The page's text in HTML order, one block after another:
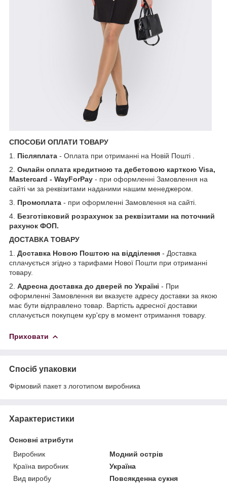
СПОСОБИ ОПЛАТИ ТОВАРУ
1. Післяплата - Оплата при отриманні на Новій Пошті .
2. Онлайн оплата кредитною та дебетовою карткою Visa,
Mastercard - WayForPay - при оформленні Замовлення на
сайті чи за реквізитами наданими нашим менеджером.
3. Промоплата - при оформленні Замовлення на сайті.
4. Безготівковий розрахунок за реквізитами на поточний
рахунок ФОП.
ДОСТАВКА ТОВАРУ
1.
Доставка Новою Поштою на відділення - Доставка
сплачується згідно з тарифами Нової Пошти при отриманні
товару.
2. Адресна доставка до дверей по Україні - При
оформленні Замовлення ви вказуєте адресу доставки за якою
має бути відправлено товар. Вартість адресної доставки
сплачується покупцем кур'єру в момент отримання товару.
Приховати
Спосіб упаковки
Фірмовий пакет з логотипом виробника
Характеристики
Основні атрибути
Виробник
Модний острів
Країна виробник
Україна
Вид виробу
Повсякденна сукня